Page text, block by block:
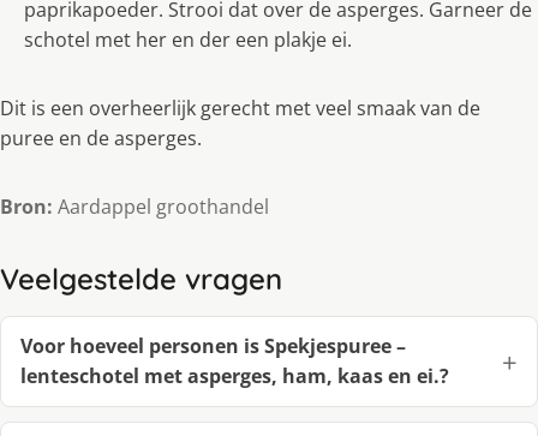
paprikapoeder. Strooi dat over de asperges. Garneer de
schotel met her en der een plakje ei.
Dit is een overheerlijk gerecht met veel smaak van de
puree en de asperges.
Bron: Aardappel groothandel
Veelgestelde vragen
Voor hoeveel personen is Spekjespuree –
lenteschotel met asperges, ham, kaas en ei.?